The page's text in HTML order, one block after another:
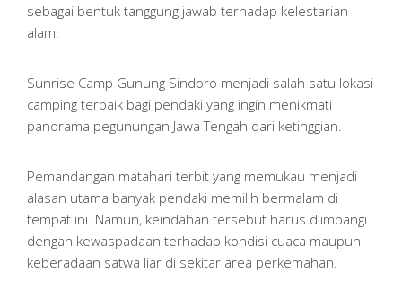
sebagai bentuk tanggung jawab terhadap kelestarian
alam.
Sunrise Camp Gunung Sindoro menjadi salah satu lokasi
camping terbaik bagi pendaki yang ingin menikmati
panorama pegunungan Jawa Tengah dari ketinggian.
Pemandangan matahari terbit yang memukau menjadi
alasan utama banyak pendaki memilih bermalam di
tempat ini. Namun, keindahan tersebut harus diimbangi
dengan kewaspadaan terhadap kondisi cuaca maupun
keberadaan satwa liar di sekitar area perkemahan.